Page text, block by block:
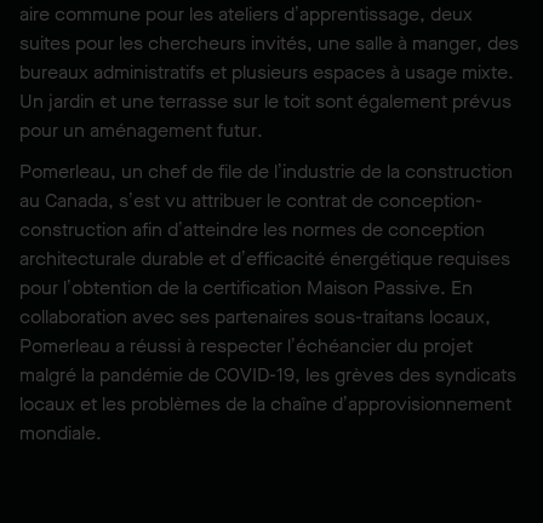
aire commune pour les ateliers d’apprentissage, deux
suites pour les chercheurs invités, une salle à manger, des
bureaux administratifs et plusieurs espaces à usage mixte.
Un jardin et une terrasse sur le toit sont également prévus
pour un aménagement futur.
Pomerleau, un chef de file de l’industrie de la construction
au Canada, s’est vu attribuer le contrat de conception-
construction afin d’atteindre les normes de conception
architecturale durable et d’efficacité énergétique requises
pour l’obtention de la certification Maison Passive. En
collaboration avec ses partenaires sous-traitans locaux,
Pomerleau a réussi à respecter l’échéancier du projet
malgré la pandémie de COVID-19, les grèves des syndicats
locaux et les problèmes de la chaîne d’approvisionnement
mondiale.